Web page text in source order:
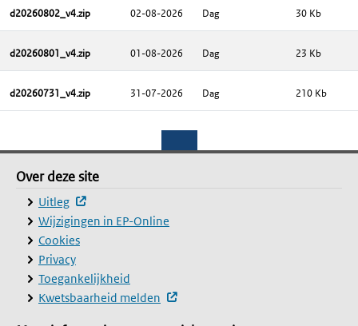
d20260802_v4.zip 02-08-2026 Dag 30 Kb
d20260801_v4.zip 01-08-2026 Dag 23 Kb
d20260731_v4.zip 31-07-2026 Dag 210 Kb
Footer
Over deze site
Over deze site
Uitleg
(externe website, opent in een nieuw venster)
Wijzigingen in EP-Online
Cookies
Privacy
Toegankelijkheid
Kwetsbaarheid melden
(externe website, opent in een